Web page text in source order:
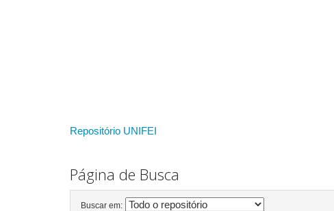
Repositório UNIFEI
Página de Busca
Buscar em: